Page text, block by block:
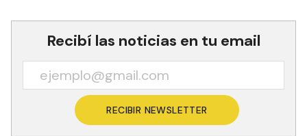
Recibí las noticias en tu email
RECIBIR NEWSLETTER